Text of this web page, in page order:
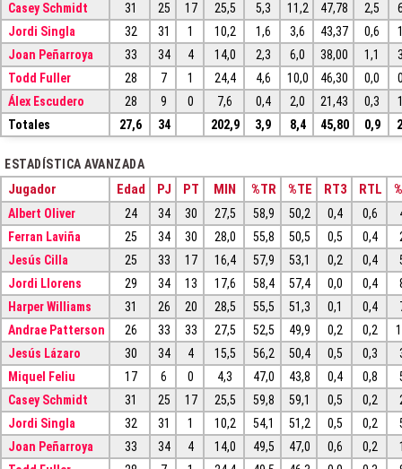
Casey Schmidt
31 25 17 25,5 5,3 11,2 47,78 2,5
Jordi Singla
32 31 1 10,2 1,6 3,6 43,37 0,6
Joan Peñarroya
33 34 4 14,0 2,3 6,0 38,00 1,1
Todd Fuller
28 7 1 24,4 4,6 10,0 46,30 0,0
Álex Escudero
28 9 0 7,6 0,4 2,0 21,43 0,3
Totales
27,6 34 202,9 3,9 8,4 45,80 0,9
ESTADÍSTICA AVANZADA
Jugador Edad PJ PT MIN %TR %TE RT3 RTL
Albert Oliver 24 34 30 27,5 58,9 50,2 0,4 0,6
Ferran Laviña
25 34 30 28,0 55,8 50,5 0,5 0,4
Jesús Cilla
25 33 17 16,4 57,9 53,1 0,2 0,4
Jordi Llorens
29 34 13 17,6 58,4 57,4 0,0 0,4
Harper Williams
31 26 20 28,5 55,5 51,3 0,1 0,4
Andrae Patterson
26 33 33 27,5 52,5 49,9 0,2 0,2
Jesús Lázaro
30 34 4 15,5 56,2 50,4 0,5 0,3
Miquel Feliu
17 6 0 4,3 47,0 43,8 0,4 0,8
Casey Schmidt
31 25 17 25,5 59,8 59,1 0,5 0,2
Jordi Singla
32 31 1 10,2 54,1 51,2 0,5 0,2
Joan Peñarroya
33 34 4 14,0 49,5 47,0 0,6 0,2